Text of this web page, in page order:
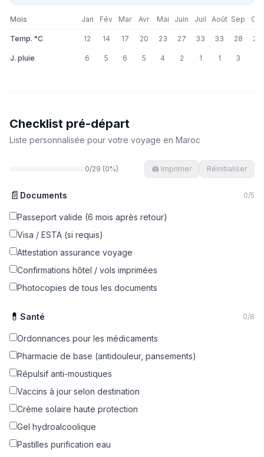
Mois Jan Fév Mar Avr Mai Juin Juil Août Sep Oct
Temp. °C 12 14 17 20 23 27 33 33 28 22
J. pluie 6 5 6 5 4 2 1 1 3
Checklist pré-départ
Liste personnalisée pour votre voyage en Maroc
0/29 (0%) 🖨️ Imprimer Réinitialiser
📄 Documents 0/5
Passeport valide (6 mois après retour)
Visa / ESTA (si requis)
Attestation assurance voyage
Confirmations hôtel / vols imprimées
Photocopies de tous les documents
💊 Santé 0/8
Ordonnances pour les médicaments
Pharmacie de base (antidouleur, pansements)
Répulsif anti-moustiques
Vaccins à jour selon destination
Crème solaire haute protection
Gel hydroalcoolique
Pastilles purification eau